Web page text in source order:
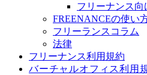
フリーナンス向
FREENANCEの使い
フリーランスコラム
法律
フリーナンス利用規約
バーチャルオフィス利用